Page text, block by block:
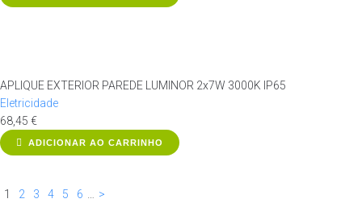
APLIQUE EXTERIOR PAREDE LUMINOR 2x7W 3000K IP65
Eletricidade
68,45 €
ADICIONAR AO CARRINHO
1 2 3 4 5 6 >